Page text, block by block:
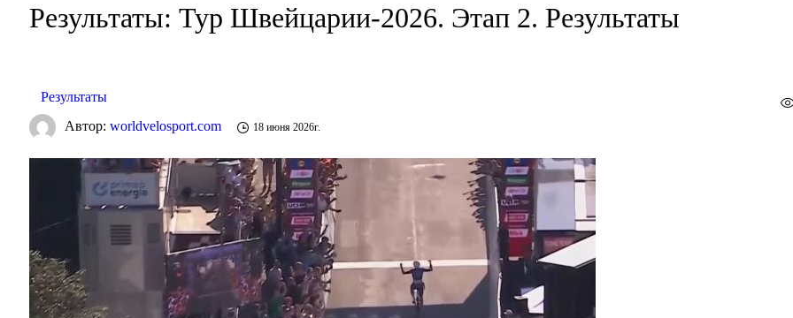
Результаты: Тур Швейцарии-2026. Этап 2. Результаты
Результаты
Автор:worldvelosport.com 18 июня 2026г.